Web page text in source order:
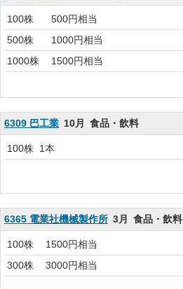
100株
500円相当
500株
1000円相当
1000株
1500円相当
6309 巴工業 10月 食品・飲料
100株 1本
6365 電業社機械製作所 3月 食品・飲料
100株
1500円相当
300株
3000円相当